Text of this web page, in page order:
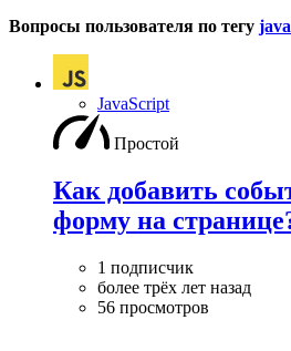
Вопросы пользователя по тегу
JavaScript
Простой
Как добавить
форму на
1 подписчик
более трёх лет назад
56 просмотров